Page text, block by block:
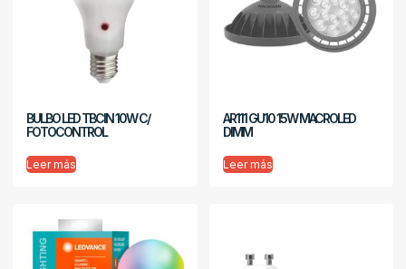
BULBO LED TBCIN 10W C/
FOTOCONTROL
Leer más
AR111 GU10 15W MACROLED
DIMM
Leer más